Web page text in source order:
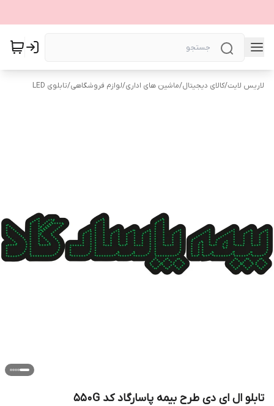
لاریس لایت/کالای دیجیتال/ماشین های اداری/لوازم فروشگاهی/تابلوی LED
تابلو ال ای دی طرح بیمه پاسارگاد کد 550G